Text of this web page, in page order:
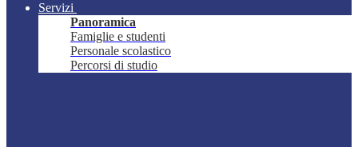
Servizi
Panoramica
Famiglie e studenti
Personale scolastico
Percorsi di studio